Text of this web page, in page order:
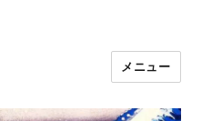
メニュー